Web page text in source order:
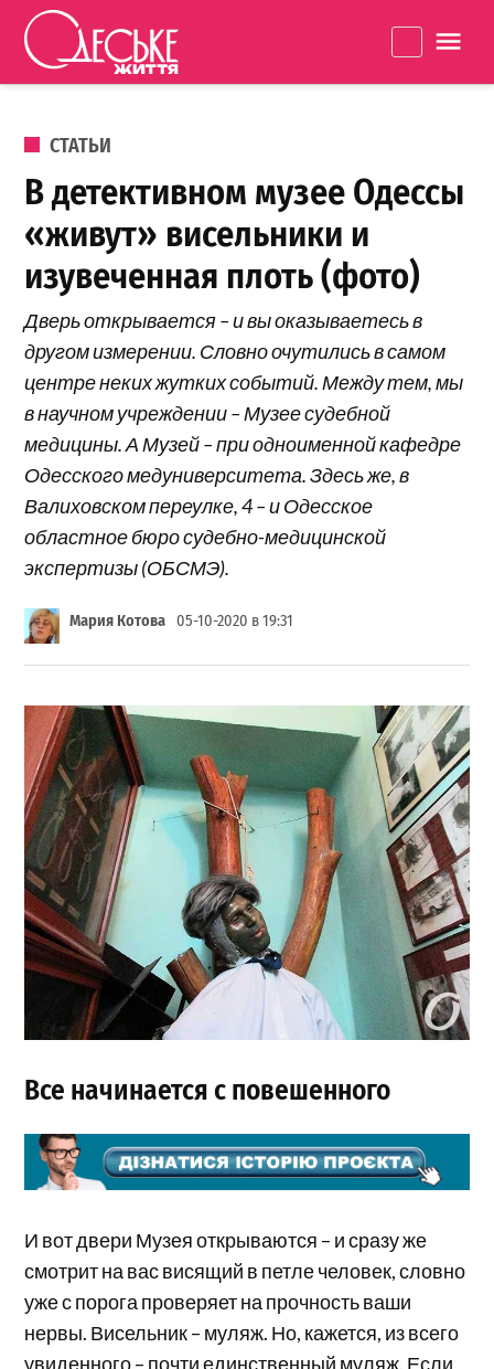
Перейти к содержанию
життя
ОПУБЛИКОВАНО В
СТАТЬИ
В детективном музее Одессы
«живут» висельники и
изувеченная плоть (фото)
Дверь открывается – и вы оказываетесь в
другом измерении. Словно очутились в самом
центре неких жутких событий. Между тем, мы
в научном учреждении – Музее судебной
медицины. А Музей – при одноименной кафедре
Одесского медуниверситета. Здесь же, в
Валиховском переулке, 4 – и Одесское
областное бюро судебно-медицинской
экспертизы (ОБСМЭ).
Мария Котова 05-10-2020 в 19:31
Все начинается с повешенного
И вот двери Музея открываются – и сразу же
смотрит на вас висящий в петле человек, словно
уже с порога проверяет на прочность ваши
нервы. Висельник – муляж. Но, кажется, из всего
увиденного – почти единственный муляж. Если